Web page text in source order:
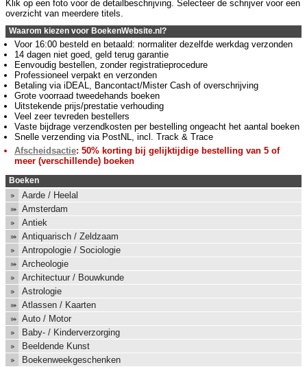
Klik op een foto voor de detailbeschrijving. Selecteer de schrijver voor een
overzicht van meerdere titels.
Waarom kiezen voor BoekenWebsite.nl?
Voor 16:00 besteld en betaald: normaliter dezelfde werkdag verzonden
14 dagen niet goed, geld terug garantie
Eenvoudig bestellen, zonder registratieprocedure
Professioneel verpakt en verzonden
Betaling via iDEAL, Bancontact/Mister Cash of overschrijving
Grote voorraad tweedehands boeken
Uitstekende prijs/prestatie verhouding
Veel zeer tevreden bestellers
Vaste bijdrage verzendkosten per bestelling ongeacht het aantal boeken
Snelle verzending via PostNL, incl. Track & Trace
Afscheidsactie: 50% korting bij gelijktijdige bestelling van 5 of
meer (verschillende) boeken
Boeken
Aarde / Heelal
Amsterdam
Antiek
Antiquarisch / Zeldzaam
Antropologie / Sociologie
Archeologie
Architectuur / Bouwkunde
Astrologie
Atlassen / Kaarten
Auto / Motor
Baby- / Kinderverzorging
Beeldende Kunst
Boekenweekgeschenken